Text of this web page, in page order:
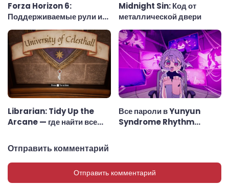
Forza Horizon 6:
Поддерживаемые рули и
рулевые колёса
Midnight Sin: Код от
металлической двери
Librarian: Tidy Up the
Arcane — где найти все
Все пароли в Yunyun
Syndrome Rhythm
Отправить комментарий
Отправить комментарий